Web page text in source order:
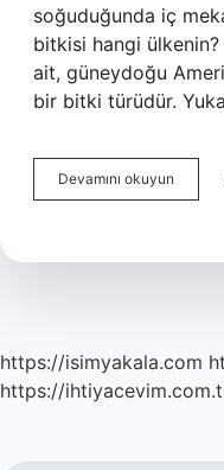
soğuduğunda iç
bitkisi hangi
ait, güneydoğu
bir bitki türüdür.
Devamını okuyun
Ağacı
https://isimyakala.com
https://